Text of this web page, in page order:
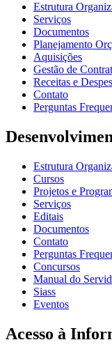
Estrutura
Serviços
Documentos
Planejamento
Aquisições
Gestão de
Receitas e
Contato
Perguntas
Estrutura
Cursos
Projetos e
Serviços
Editais
Documentos
Contato
Perguntas
Concursos
Manual do
Siass
Eventos
Acesso à